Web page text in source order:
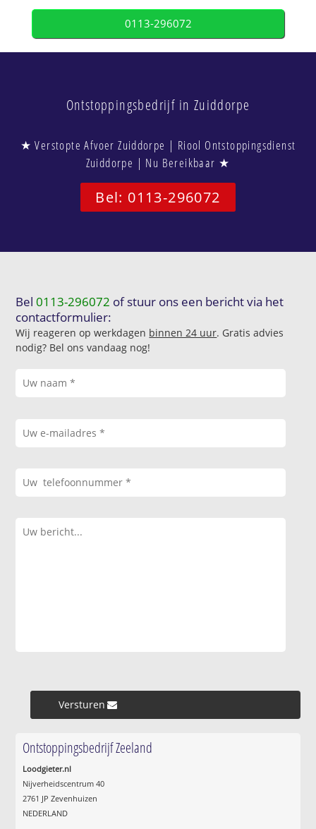
0113-296072
Ontstoppingsbedrijf in Zuiddorpe
★ Verstopte Afvoer Zuiddorpe | Riool Ontstoppingsdienst
Zuiddorpe | Nu Bereikbaar ★
Bel: 0113-296072
Bel0113-296072 of stuur ons een bericht via het
contactformulier:
Wij reageren op werkdagen binnen 24 uur. Gratis advies
nodig? Bel ons vandaag nog!
Versturen »
Ontstoppingsbedrijf Zeeland
Loodgieter.nl
Nijverheidscentrum 40
2761 JP Zevenhuizen
NEDERLAND